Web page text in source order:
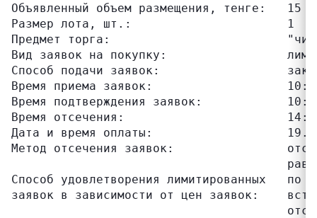
Объявленный объем размещения, тенге:   15
Размер лота, шт.:                      1
Предмет торга:
Вид заявок на покупку:
Способ подачи заявок:
Время приема заявок:
Время подтверждения заявок:
Время отсечения:
Дата и время оплаты:
Метод отсечения заявок:
Способ удовлетворения лимитированных   по
заявок в зависимости от цен заявок: